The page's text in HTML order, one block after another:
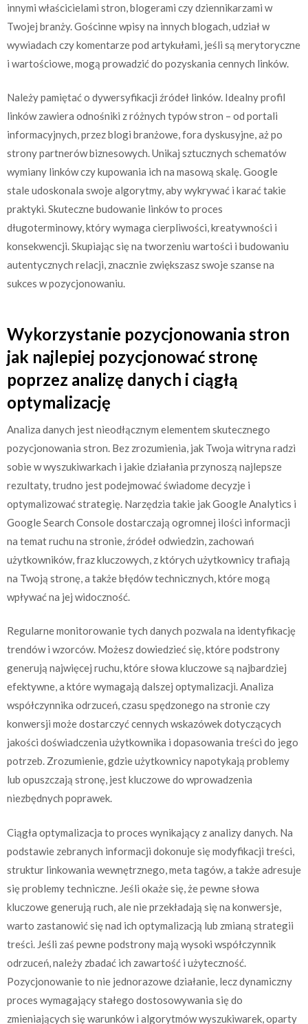
innymi właścicielami stron, blogerami czy dziennikarzami w
Twojej branży. Gościnne wpisy na innych blogach, udział w
wywiadach czy komentarze pod artykułami, jeśli są merytoryczne
i wartościowe, mogą prowadzić do pozyskania cennych linków.
Należy pamiętać o dywersyfikacji źródeł linków. Idealny profil
linków zawiera odnośniki z różnych typów stron – od portali
informacyjnych, przez blogi branżowe, fora dyskusyjne, aż po
strony partnerów biznesowych. Unikaj sztucznych schematów
wymiany linków czy kupowania ich na masową skalę. Google
stale udoskonala swoje algorytmy, aby wykrywać i karać takie
praktyki. Skuteczne budowanie linków to proces
długoterminowy, który wymaga cierpliwości, kreatywności i
konsekwencji. Skupiając się na tworzeniu wartości i budowaniu
autentycznych relacji, znacznie zwiększasz swoje szanse na
sukces w pozycjonowaniu.
Wykorzystanie pozycjonowania stron
jak najlepiej pozycjonować stronę
poprzez analizę danych i ciągłą
optymalizację
Analiza danych jest nieodłącznym elementem skutecznego
pozycjonowania stron. Bez zrozumienia, jak Twoja witryna radzi
sobie w wyszukiwarkach i jakie działania przynoszą najlepsze
rezultaty, trudno jest podejmować świadome decyzje i
optymalizować strategię. Narzędzia takie jak Google Analytics i
Google Search Console dostarczają ogromnej ilości informacji
na temat ruchu na stronie, źródeł odwiedzin, zachowań
użytkowników, fraz kluczowych, z których użytkownicy trafiają
na Twoją stronę, a także błędów technicznych, które mogą
wpływać na jej widoczność.
Regularne monitorowanie tych danych pozwala na identyfikację
trendów i wzorców. Możesz dowiedzieć się, które podstrony
generują najwięcej ruchu, które słowa kluczowe są najbardziej
efektywne, a które wymagają dalszej optymalizacji. Analiza
współczynnika odrzuceń, czasu spędzonego na stronie czy
konwersji może dostarczyć cennych wskazówek dotyczących
jakości doświadczenia użytkownika i dopasowania treści do jego
potrzeb. Zrozumienie, gdzie użytkownicy napotykają problemy
lub opuszczają stronę, jest kluczowe do wprowadzenia
niezbędnych poprawek.
Ciągła optymalizacja to proces wynikający z analizy danych. Na
podstawie zebranych informacji dokonuje się modyfikacji treści,
struktur linkowania wewnętrznego, meta tagów, a także adresuje
się problemy techniczne. Jeśli okaże się, że pewne słowa
kluczowe generują ruch, ale nie przekładają się na konwersje,
warto zastanowić się nad ich optymalizacją lub zmianą strategii
treści. Jeśli zaś pewne podstrony mają wysoki współczynnik
odrzuceń, należy zbadać ich zawartość i użyteczność.
Pozycjonowanie to nie jednorazowe działanie, lecz dynamiczny
proces wymagający stałego dostosowywania się do
zmieniających się warunków i algorytmów wyszukiwarek, oparty